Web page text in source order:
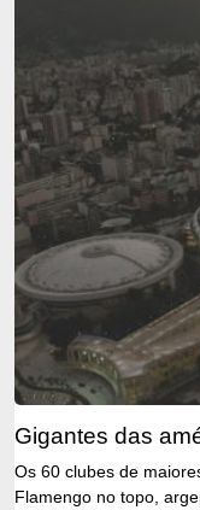
gigantes das
Os 60 clubes de
Flamengo no topo,